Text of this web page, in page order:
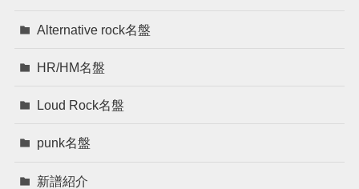
Alternative rock名盤
HR/HM名盤
Loud Rock名盤
punk名盤
新譜紹介